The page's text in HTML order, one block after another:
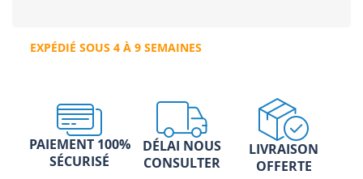
EXPÉDIÉ SOUS 4 À 9 SEMAINES
PAIEMENT 100%
SÉCURISÉ
DÉLAI NOUS
CONSULTER
LIVRAISON
OFFERTE